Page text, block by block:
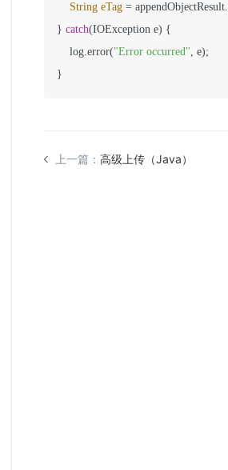
String eTag =
} catch(IOException e) {
    log.error(
"Error occurred", e);
}
上一篇： 高级上传（Java）